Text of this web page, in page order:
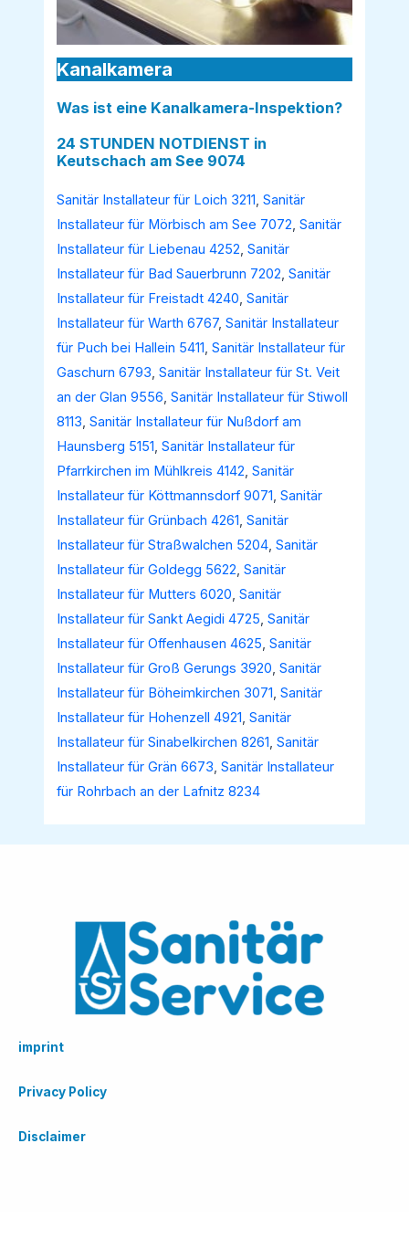
Kanalkamera
Was ist eine Kanalkamera-Inspektion?
24 STUNDEN NOTDIENST in
Keutschach am See 9074
Sanitär Installateur für Loich 3211,Sanitär
Installateur für Mörbisch am See 7072,Sanitär
Installateur für Liebenau 4252,Sanitär
Installateur für Bad Sauerbrunn 7202,Sanitär
Installateur für Freistadt 4240,Sanitär
Installateur für Warth 6767,Sanitär Installateur
für Puch bei Hallein 5411,Sanitär Installateur für
Gaschurn 6793,Sanitär Installateur für St. Veit
an der Glan 9556,Sanitär Installateur für Stiwoll
8113,Sanitär Installateur für Nußdorf am
Haunsberg 5151,Sanitär Installateur für
Pfarrkirchen im Mühlkreis 4142,Sanitär
Installateur für Köttmannsdorf 9071,Sanitär
Installateur für Grünbach 4261,Sanitär
Installateur für Straßwalchen 5204,Sanitär
Installateur für Goldegg 5622,Sanitär
Installateur für Mutters 6020,Sanitär
Installateur für Sankt Aegidi 4725,Sanitär
Installateur für Offenhausen 4625,Sanitär
Installateur für Groß Gerungs 3920,Sanitär
Installateur für Böheimkirchen 3071,Sanitär
Installateur für Hohenzell 4921,Sanitär
Installateur für Sinabelkirchen 8261,Sanitär
Installateur für Grän 6673,Sanitär Installateur
für Rohrbach an der Lafnitz 8234
imprint
Privacy Policy
Disclaimer